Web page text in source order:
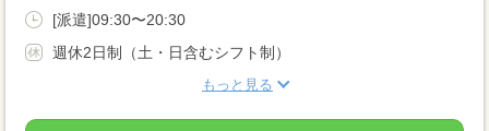
[派遣]09:30〜20:30
週休2日制（土・日含むシフト制）
もっと見る